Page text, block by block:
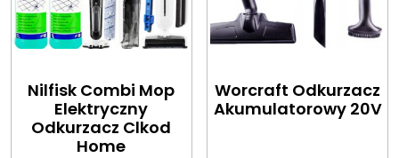
Nilfisk Combi Mop
Elektryczny
Odkurzacz Clkod
Home
Worcraft Odkurzacz
Akumulatorowy 20V